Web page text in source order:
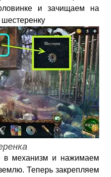
и зачищаем на
в механизм и нажимаем
Теперь закрепляем